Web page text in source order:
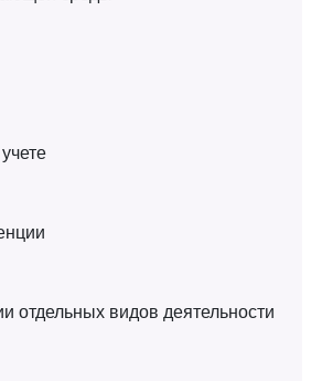
отдельных видов деятельности